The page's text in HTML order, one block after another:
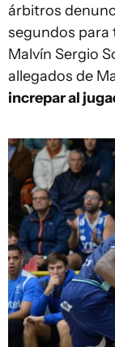
árbitros
segundos para
Malvín Sergio
allegados de
increpar al